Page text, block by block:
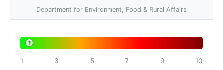
Department for Environment, Food & Rural Affairs
1
1 3 5 7 9 10